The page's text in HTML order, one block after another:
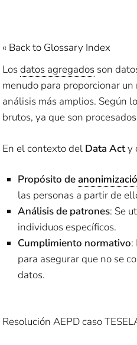
« Back to Glossary Index
Losdatos agregados son
menudo para proporcionar
análisis más amplios. Según
brutos, ya que son
En el contexto del Data Acty
Propósito de
las personas a partir de
Análisis de patrones: Se
individuos específicos.
Cumplimiento normativo:
para asegurar que no se
datos​​.
Resolución AEPD caso